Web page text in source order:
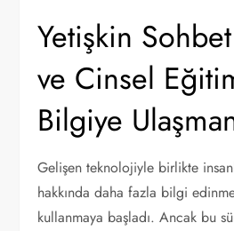
Yetişkin
ve Cinsel
Bilgiye
Gelişen teknolojiyle birlikte
hakkında daha fazla bilgi
kullanmaya başladı. Ancak bu